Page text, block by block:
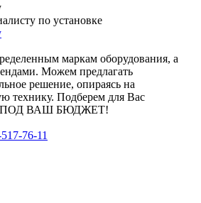
по установке
маркам оборудования, а
Можем предлагать
решение, опираясь на
технику. Подберем для Вас
ПОД ВАШ БЮДЖЕТ!
76-11